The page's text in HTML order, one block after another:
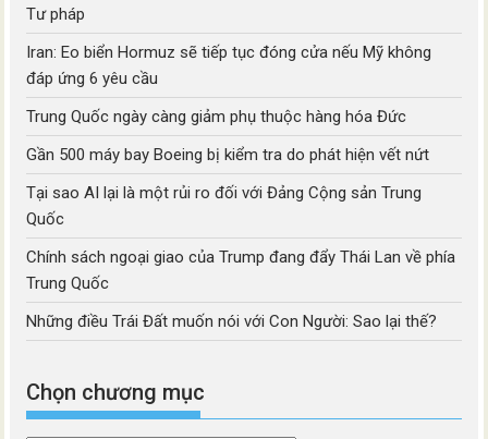
Tư pháp
Iran: Eo biển Hormuz sẽ tiếp tục đóng cửa nếu Mỹ không
đáp ứng 6 yêu cầu
Trung Quốc ngày càng giảm phụ thuộc hàng hóa Đức
Gần 500 máy bay Boeing bị kiểm tra do phát hiện vết nứt
Tại sao AI lại là một rủi ro đối với Đảng Cộng sản Trung
Quốc
Chính sách ngoại giao của Trump đang đẩy Thái Lan về phía
Trung Quốc
Những điều Trái Đất muốn nói với Con Người: Sao lại thế?
Chọn chương mục